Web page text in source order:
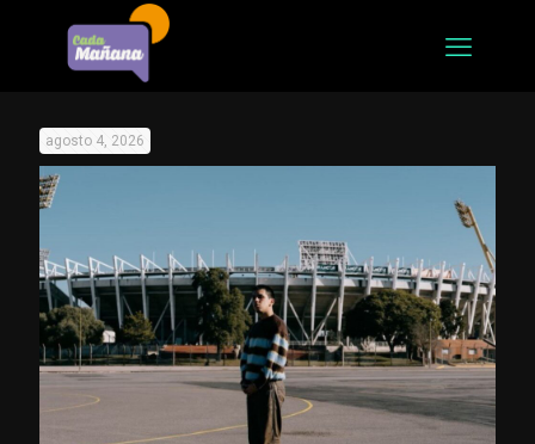
agosto 4, 2026